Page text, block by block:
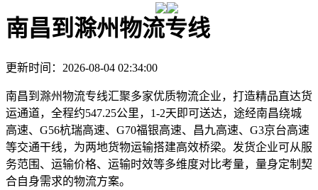
南昌到滁州物流专线
更新时间：2026-08-04 02:34:00
南昌到滁州物流专线汇聚多家优质物流企业，打造精品直达货
运通道，全程约547.25公里，1-2天即可送达，途经南昌绕城
高速、G56杭瑞高速、G70福银高速、昌九高速、G3京台高速
等交通干线，为两地货物运输搭建高效桥梁。发货企业可从服
务范围、运输价格、运输时效等多维度对比考量，量身定制契
合自身需求的物流方案。